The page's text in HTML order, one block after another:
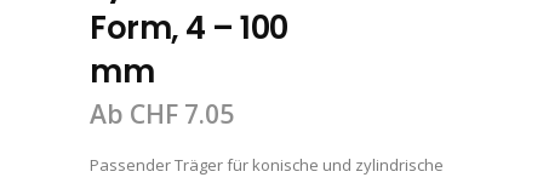
Form, 4 – 100
mm
Ab CHF 7.05
Passender Träger für konische und zylindrische